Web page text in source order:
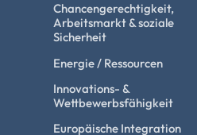
Chancengerechtigkeit,
Arbeitsmarkt & soziale
Sicherheit
Energie / Ressourcen
Innovations- &
Wettbewerbsfähigkeit
Europäische Integration